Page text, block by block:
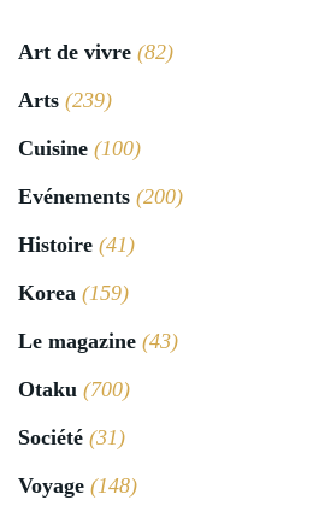
Art de vivre (82)
Arts (239)
Cuisine (100)
Evénements (200)
Histoire (41)
Korea (159)
Le magazine (43)
Otaku (700)
Société (31)
Voyage (148)